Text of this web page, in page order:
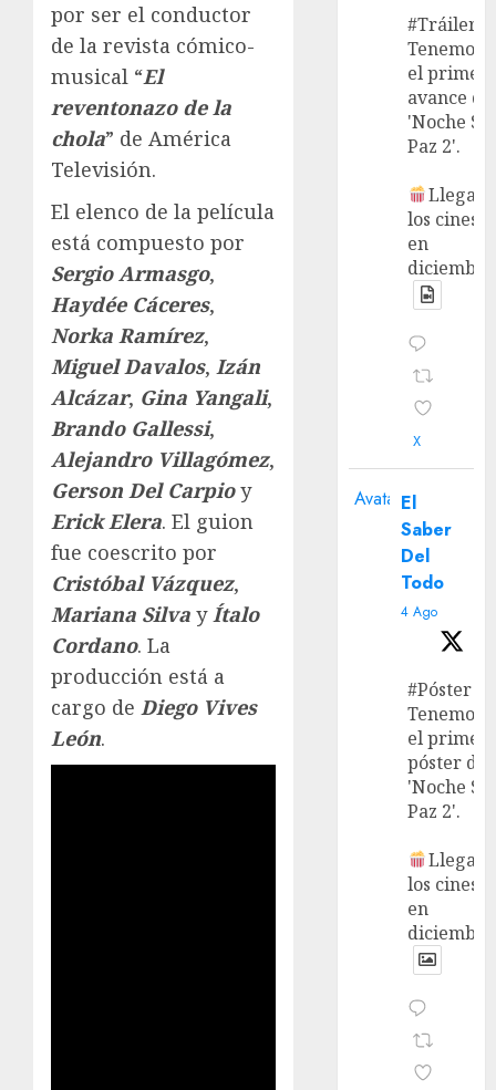
por ser el conductor
de la revista cómico-
musical “El
reventonazo de la
chola” de América
Televisión.
El elenco de la película
está compuesto por
Sergio Armasgo,
Haydée Cáceres,
Norka Ramírez,
Miguel Davalos, Izán
Alcázar, Gina Yangali,
Brando Gallessi,
Alejandro Villagómez,
Gerson Del Carpioy
Erick Elera. El guion
fue coescrito por
Cristóbal Vázquez,
Mariana Silva yÍtalo
Cordano. La
producción está a
cargo de Diego Vives
León.
#Tráiler
Tenemos
el primer
avance de
'Noche
Paz 2'.
Llega a
los cines
en
X
Avatar El
Saber
Del
Todo
4 Ago
#Póster
Tenemos
el primer
póster de
'Noche
Paz 2'.
Llega a
los cines
en